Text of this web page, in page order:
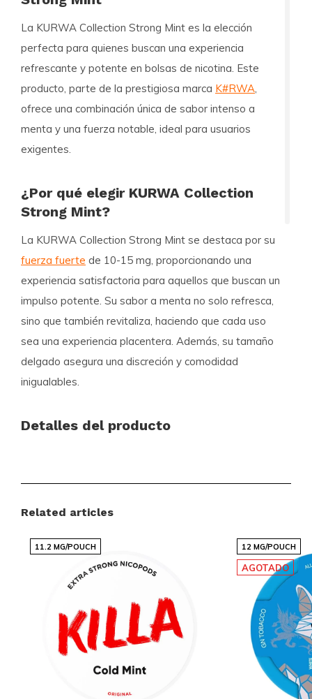
La KURWA Collection Strong Mint es la elección
perfecta para quienes buscan una experiencia
refrescante y potente en bolsas de nicotina. Este
producto, parte de la prestigiosa marca K#RWA,
ofrece una combinación única de sabor intenso a
menta y una fuerza notable, ideal para usuarios
exigentes.
¿Por qué elegir KURWA Collection
Strong Mint?
La KURWA Collection Strong Mint se destaca por su
fuerza fuerte de 10-15 mg, proporcionando una
experiencia satisfactoria para aquellos que buscan un
impulso potente. Su sabor a menta no solo refresca,
sino que también revitaliza, haciendo que cada uso
sea una experiencia placentera. Además, su tamaño
delgado asegura una discreción y comodidad
inigualables.
Detalles del producto
Sabor:Menta
Únete a la Experiencia KURWA
No esperes más para experimentar la potencia y
frescura de laKURWA Collection Strong Mint
Conviértete en parte de la comunidad global que
confía en Snussie.com para sus necesidades de
Related articles
11.2 MG/POUCH 12 MG/POUCH
AGOTADO